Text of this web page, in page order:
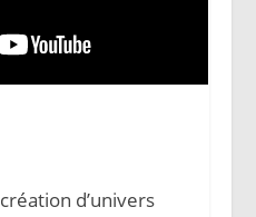
création d’univers